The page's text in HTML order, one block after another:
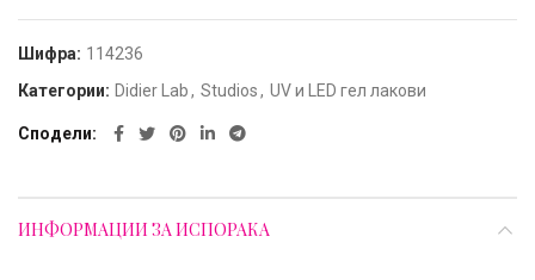
Шифра: 114236
Категории: Didier Lab, Studios, UV и LED гел лакови
Сподели
ИНФОРМАЦИИ ЗА ИСПОРАКА